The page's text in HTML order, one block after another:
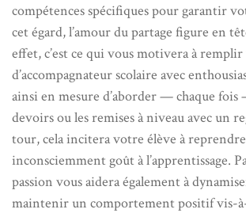
compétences spécifiques pour garantir
cet égard, l’amour du partage figure en
effet, c’est ce qui vous motivera à
d’accompagnateur scolaire avec
ainsi en mesure d’aborder — chaque fois
devoirs ou les remises à niveau avec un
tour, cela incitera votre élève à reprendre
inconsciemment goût à l’apprentissage.
passion vous aidera également à
maintenir un comportement positif vis-